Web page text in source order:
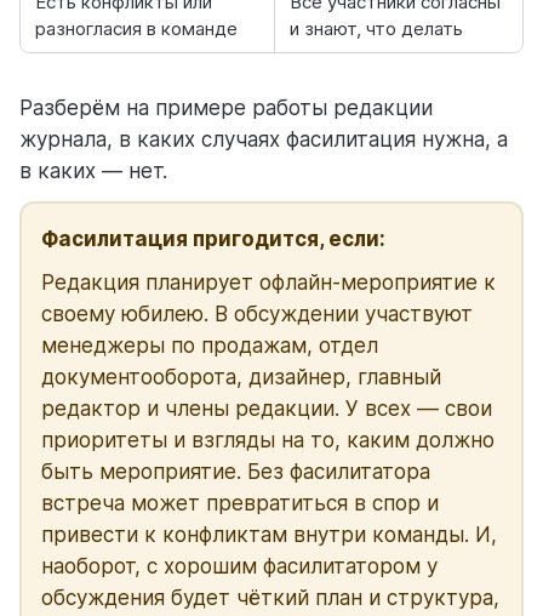
разногласия в команде
и знают, что делать
Разберём на примере работы редакции
журнала, в каких случаях фасилитация нужна, а
в каких — нет.
Фасилитация пригодится, если:
Редакция планирует офлайн-мероприятие к
своему юбилею. В обсуждении участвуют
менеджеры по продажам, отдел
документооборота, дизайнер, главный
редактор и члены редакции. У всех –– свои
приоритеты и взгляды на то, каким должно
быть мероприятие. Без фасилитатора
встреча может превратиться в спор и
привести к конфликтам внутри команды. И,
наоборот, с хорошим фасилитатором у
обсуждения будет чёткий план и структура,